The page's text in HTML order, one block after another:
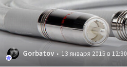
Gorbatov 13 января 2015 в 12:30